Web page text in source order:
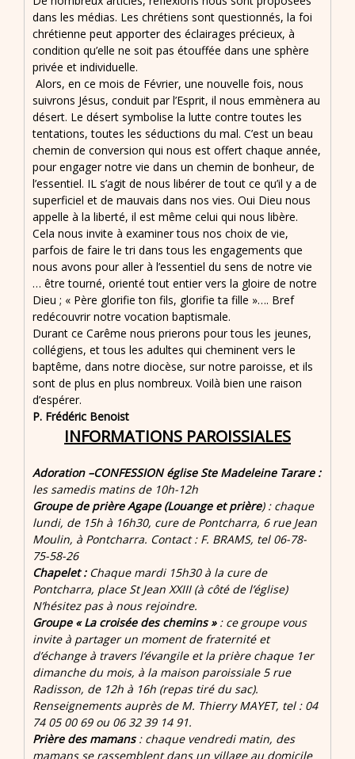
dans les médias. Les chrétiens sont questionnés, la foi
chrétienne peut apporter des éclairages précieux, à
condition qu’elle ne soit pas étouffée dans une sphère
privée et individuelle.
Alors, en ce mois de Février, une nouvelle fois, nous
suivrons Jésus, conduit par l’Esprit, il nous emmènera au
désert. Le désert symbolise la lutte contre toutes les
tentations, toutes les séductions du mal. C’est un beau
chemin de conversion qui nous est offert chaque année,
pour engager notre vie dans un chemin de bonheur, de
l’essentiel. IL s’agit de nous libérer de tout ce qu’il y a de
superficiel et de mauvais dans nos vies. Oui Dieu nous
appelle à la liberté, il est même celui qui nous libère.
Cela nous invite à examiner tous nos choix de vie,
parfois de faire le tri dans tous les engagements que
nous avons pour aller à l’essentiel du sens de notre vie
… être tourné, orienté tout entier vers la gloire de notre
Dieu ; « Père glorifie ton fils, glorifie ta fille »…. Bref
redécouvrir notre vocation baptismale.
Durant ce Carême nous prierons pour tous les jeunes,
collégiens, et tous les adultes qui cheminent vers le
baptême, dans notre diocèse, sur notre paroisse, et ils
sont de plus en plus nombreux. Voilà bien une raison
d’espérer.
P. Frédéric Benoist
INFORMATIONS PAROISSIALES
Adoration –CONFESSION église Ste Madeleine Tarare :
les samedis matins de 10h-12h
Groupe de prière Agape (Louange et prière) : chaque
lundi, de 15h à 16h30, cure de Pontcharra, 6 rue Jean
Moulin, à Pontcharra. Contact : F. BRAMS, tel 06-78-
75-58-26
Chapelet : Chaque mardi 15h30 à la cure de
Pontcharra, place St Jean XXIII (à côté de l’église)
N’hésitez pas à nous rejoindre.
Groupe « La croisée des chemins » : ce groupe vous
invite à partager un moment de fraternité et
d’échange à travers l’évangile et la prière chaque 1er
dimanche du mois, à la maison paroissiale 5 rue
Radisson, de 12h à 16h (repas tiré du sac).
Renseignements auprès de M. Thierry MAYET, tel : 04
74 05 00 69 ou 06 32 39 14 91.
Prière des mamans: chaque vendredi matin, des
mamans se rassemblent dans un village au domicile